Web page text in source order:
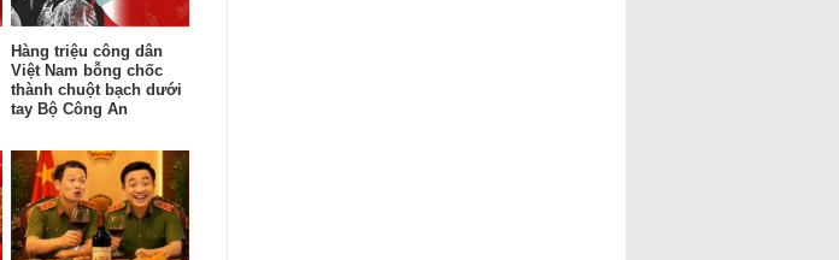
Hàng triệu công dân
Việt Nam bỗng chốc
thành chuột bạch dưới
tay Bộ Công An